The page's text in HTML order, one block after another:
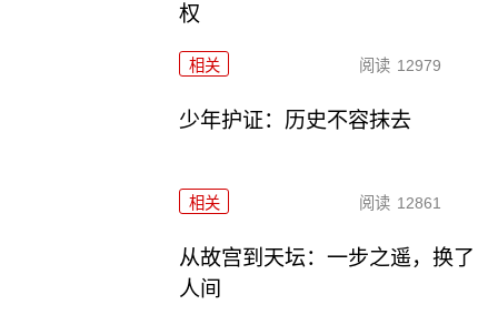
权
相关 阅读 12979
少年护证：历史不容抹去
相关 阅读 12861
从故宫到天坛：一步之遥，换了
人间